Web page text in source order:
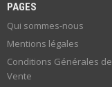
PAGES
Qui sommes-nous
Mentions légales
Conditions Générales de
Vente